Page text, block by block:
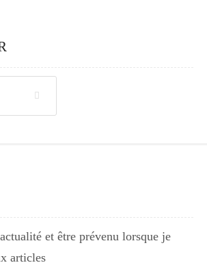
et être prévenu lorsque je
articles